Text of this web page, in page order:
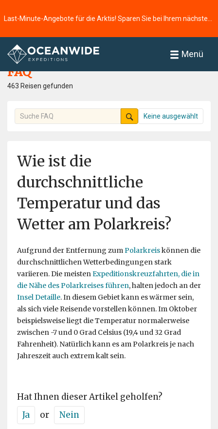
Menü
Startseite
FAQ
463 Reisen gefunden
Keine ausgewählt
Wie ist die
durchschnittliche
Temperatur und das
Wetter am Polarkreis?
Aufgrund der Entfernung zumPolarkreiskönnen die
durchschnittlichen Wetterbedingungen stark
variieren. Die meistenExpeditionskreuzfahrten, die in
die Nähe des Polarkreises führen, halten jedoch an der
Insel Detaille. In diesem Gebiet kann es wärmer sein,
als sich viele Reisende vorstellen können. Im Oktober
beispielsweise liegt die Temperatur normalerweise
zwischen -7 und 0 Grad Celsius (19,4 und 32 Grad
Fahrenheit). Natürlich kann es am Polarkreis je nach
Jahreszeit auch extrem kalt sein.
Hat Ihnen dieser Artikel geholfen?
Ja
or Nein